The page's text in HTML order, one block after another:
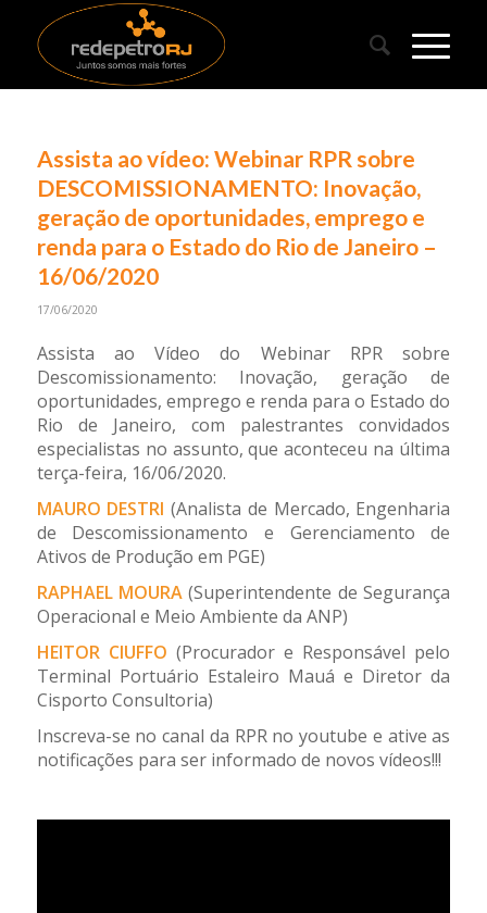
Assista ao vídeo: Webinar RPR sobre
DESCOMISSIONAMENTO: Inovação,
geração de oportunidades, emprego e
renda para o Estado do Rio de Janeiro –
16/06/2020
17/06/2020
Assista ao Vídeo do Webinar RPR sobre
Descomissionamento: Inovação, geração de
oportunidades, emprego e renda para o Estado do
Rio de Janeiro, com palestrantes convidados
especialistas no assunto, que aconteceu na última
terça-feira, 16/06/2020.
MAURO DESTRI (Analista de Mercado, Engenharia
de Descomissionamento e Gerenciamento de
Ativos de Produção em PGE)
RAPHAEL MOURA (Superintendente de Segurança
Operacional e Meio Ambiente da ANP)
HEITOR CIUFFO (Procurador e Responsável pelo
Terminal Portuário Estaleiro Mauá e Diretor da
Cisporto Consultoria)
Inscreva-se no canal da RPR no youtube e ative as
notificações para ser informado de novos vídeos!!!